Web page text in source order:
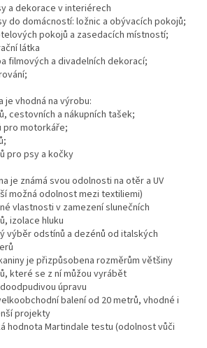
a dekorace v interiérech
do domácností: ložnic a obývacích pokojů;
pokojů a zasedacích místností;
látka
filmových a divadelních dekorací;
je vhodná na výrobu:
cestovních a nákupních tašek;
pro motorkáře;
pro psy a kočky
je známá svou odolnosti na otěr a UV
možná odolnost mezi textiliemi)
vlastnosti v zamezení slunečních
izolace hluku
výběr odstínů a dezénů od italských
je přizpůsobena rozměrům většiny
které se z ní můžou vyrábět
úpravu
balení od 20 metrů, vhodné i
projekty
hodnota Martindale testu (odolnost vůči